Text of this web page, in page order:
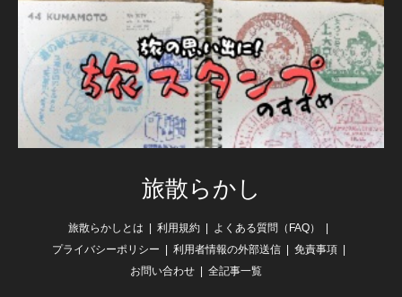
旅散らかし
旅散らかしとは 利用規約
よくある質問（FAQ）
プライバシーポリシー
利用者情報の外部送信
免責事項
お問い合わせ
全記事一覧